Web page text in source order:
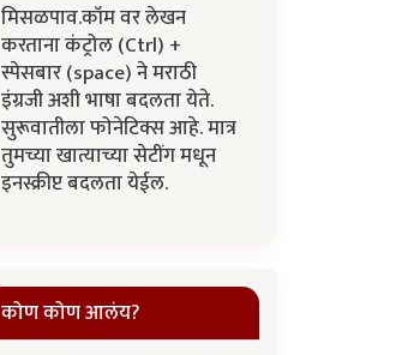
मिसळपाव.कॉम वर लेखन
करताना कंट्रोल (Ctrl) +
स्पेसबार (space) ने मराठी
इंग्रजी अशी भाषा बदलता येते.
सुरूवातीला फोनेटिक्स आहे. मात्र
तुमच्या खात्याच्या सेटींग मधून
इनस्क्रीप्ट बदलता येईल.
कोण कोण आलंय?